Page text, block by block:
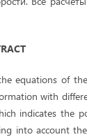
equations of
with
indicates the
into account